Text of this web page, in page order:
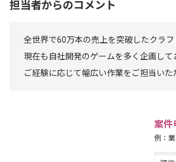
担当者からのコメント
全世界で60万本の売上を突破したクラ
現在も自社開発のゲームを多く企画して
ご経験に応じて幅広い作業をご担当いた
案件
例：